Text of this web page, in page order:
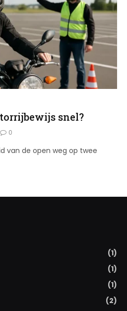
snel?
0
van de open weg op twee
(1)
(1)
(1)
(2)